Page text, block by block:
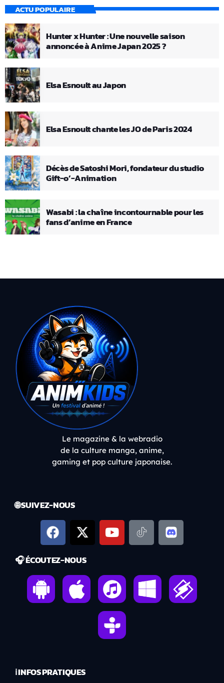
ACTU POPULAIRE
Hunter x Hunter : Une nouvelle saison
annoncée à Anime Japan 2025 ?
Elsa Esnoult au Japon
Elsa Esnoult chante les JO de Paris 2024
Décès de Satoshi Mori, fondateur du studio
Gift-o’-Animation
Wasabi : la chaîne incontournable pour les
fans d’anime en France
Le magazine & la webradio
de la culture manga, anime,
gaming et pop culture japonaise.
🌐 SUIVEZ-NOUS
🎧 ÉCOUTEZ-NOUS
ℹ️ INFOS PRATIQUES